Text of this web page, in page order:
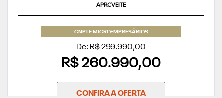
APROVEITE
CNPJ E MICROEMPRESÁRIOS
De: R$ 299.990,00
R$ 260.990,00
CONFIRA A OFERTA